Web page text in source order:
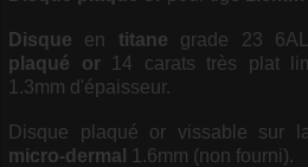
Disque en titane grade 23
plaqué or14 carats très plat
1.3mm d'épaisseur.
Disque plaqué or vissable sur
micro-dermal
1.6mm (non fourni).